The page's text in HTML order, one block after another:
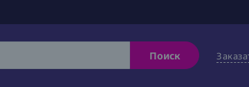
Поиск